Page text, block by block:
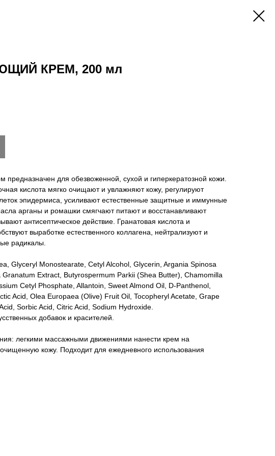
КРЕМ, 200 мл
предназначен для обезвоженной, сухой и гиперкератозной кожи.
кислота мягко очищают и увлажняют кожу, регулируют
эпидермиса, усиливают естественные защитные и иммунные
арганы и ромашки смягчают питают и восстанавливают
антисептическое действие. Гранатовая кислота и
выработке естественного коллагена, нейтрализуют и
радикалы.
Glyceryl Monostearate, Cetyl Alcohol, Glycerin, Argania Spinosa
Granatum Extract, Butyrospermum Parkii (Shea Butter), Chamomilla
Cetyl Phosphate, Allantoin, Sweet Almond Oil, D-Panthenol,
Acid, Olea Europaea (Olive) Fruit Oil, Tocopheryl Acetate, Grape
Sorbic Acid, Citric Acid, Sodium Hydroxide.
добавок и красителей.
легкими массажными движениями нанести крем на
кожу. Подходит для ежедневного использования